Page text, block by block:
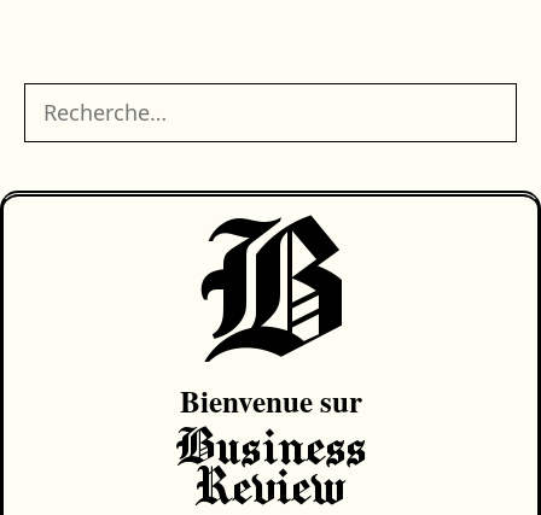
Rechercher :
B
Bienvenue sur
Business
Review